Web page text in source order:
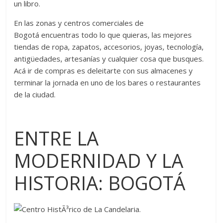
un libro.
En las zonas y centros comerciales de
Bogotá encuentras todo lo que quieras, las mejores
tiendas de ropa, zapatos, accesorios, joyas, tecnología,
antigüedades, artesanías y cualquier cosa que busques.
Acá ir de compras es deleitarte con sus almacenes y
terminar la jornada en uno de los bares o restaurantes
de la ciudad.
ENTRE LA
MODERNIDAD Y LA
HISTORIA: BOGOTÁ